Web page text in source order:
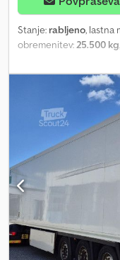
Stanje: rabljeno, lastna
obremenitev: 25.500 kg
razdalja:1.350 mm,
mehanski,
skupna teža: 33000
EBS, osi SAF,
Notranje mere: D
paletnega prostora 50
zavezujoča.
razpoložljivosti. Slika je
ponudbi. Dsdpfx Aezr Rz